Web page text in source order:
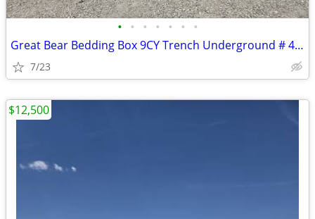
• • • • • • •
Great Bear Bedding Box 9CY Trench Underground # 4727
7/23
$12,500